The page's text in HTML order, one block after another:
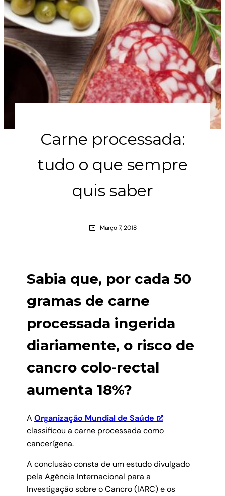
Carne processada:
tudo o que sempre
quis saber
Março 7, 2018
Sabia que, por cada 50
gramas de carne
processada ingerida
diariamente, o risco de
cancro colo-rectal
aumenta 18%?
A Organização Mundial de Saúde
classificou a carne processada como
cancerígena.
A conclusão consta de um estudo divulgado
pela Agência Internacional para a
Investigação sobre o Cancro (IARC) e os